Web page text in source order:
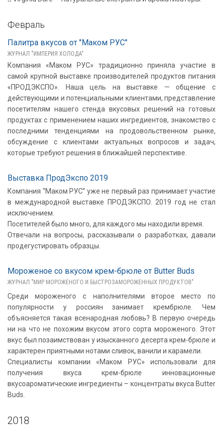
Февраль
Палитра вкусов от "Маком РУС"
ЖУРНАЛ "ИМПЕРИЯ ХОЛОДА"
Компания «Маком РУС» традиционно приняла участие в
самой крупной выставке производителей продуктов питания
«ПРОДЭКСПО». Наша цель на выставке — общение с
действующими и потенциальными клиентами, представление
посетителям нашего стенда вкусовых решений на готовых
продуктах с применением наших ингредиентов, знакомство с
последними тенденциями на продовольственном рынке,
обсуждение с клиентами актуальных вопросов и задач,
которые требуют решения в ближайшей перспективе.
Выставка ПродЭкспо 2019
Компания “Маком РУС” уже не первый раз принимает участие
в международной выставке ПРОДЭКСПО. 2019 год не стал
исключением.
Посетителей было много, для каждого мы находили время.
Отвечали на вопросы, рассказывали о разработках, давали
продегустировать образцы.
Мороженое со вкусом крем-брюле от Butter Buds
ЖУРНАЛ "МИР МОРОЖЕНОГО И БЫСТРОЗАМОРОЖЕННЫХ ПРОДУКТОВ"
Среди мороженого с наполнителями второе место по
популярности у россиян занимает крембрюле. Чем
объясняется такая всенародная любовь? В первую очередь
ни на что не похожим вкусом этого сорта мороженого. Этот
вкус был позаимствован у изысканного десерта крем-брюле и
характерен приятными нотами сливок, ванили и карамели.
Специалисты компании «Маком РУС» использовали для
получения вкуса крем-брюле инновационные
вкусоароматические ингредиенты – концентраты вкуса Butter
Buds.
2018